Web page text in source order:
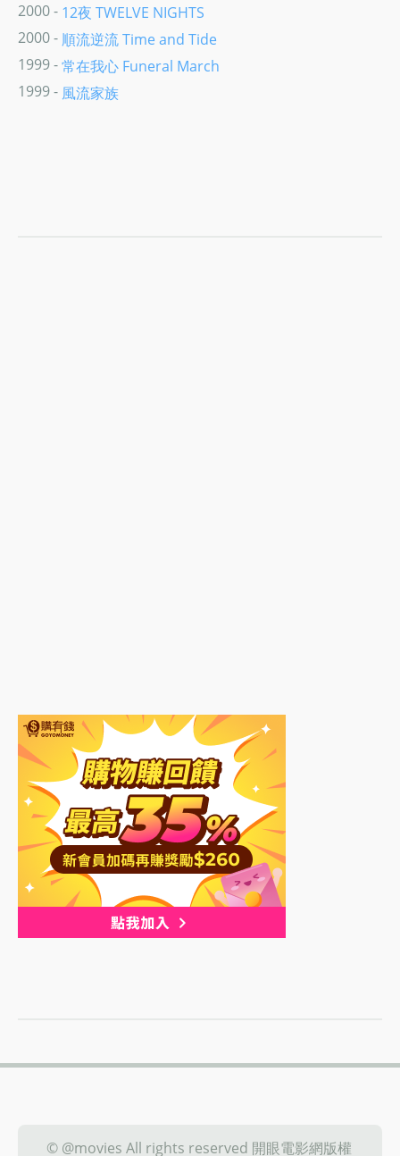
2000 - 12夜 TWELVE NIGHTS
2000 - 順流逆流 Time and Tide
1999 -常在我心 Funeral March
1999 - 風流家族
© @movies All rights reserved 開眼電影網版權